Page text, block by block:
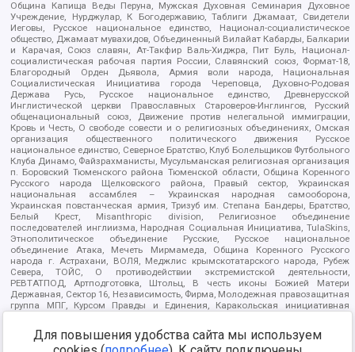
Община Капища Веды Перуна, Мужская Духовная Семинария Духовное
Учреждение, Нурджулар, К Богодержавию, Таблиги Джамаат, Свидетели
Иеговы, Русское национальное единство, Национал-социалистическое
общество, Джамаат мувахидов, Объединенный Вилайат Кабарды, Балкарии
и Карачая, Союз славян, Ат-Такфир Валь-Хиджра, Пит Буль, Национал-
социалистическая рабочая партия России, Славянский союз, Формат-18,
Благородный Орден Дьявола, Армия воли народа, Национальная
Социалистическая Инициатива города Череповца, Духовно-Родовая
Держава Русь, Русское национальное единство, Древнерусской
Инглистической церкви Православных Староверов-Инглингов, Русский
общенациональный союз, Движение против нелегальной иммиграции,
Кровь и Честь, О свободе совести и о религиозных объединениях, Омская
организация общественного политического движения Русское
национальное единство, Северное Братство, Клуб Болельщиков Футбольного
Клуба Динамо, Файзрахманисты, Мусульманская религиозная организация
п. Боровский Тюменского района Тюменской области, Община Коренного
Русского народа Щелковского района, Правый сектор, Украинская
национальная ассамблея – Украинская народная самооборона,
Украинская повстанческая армия, Тризуб им. Степана Бандеры, Братство,
Белый Крест, Misanthropic division, Религиозное объединение
последователей инглиизма, Народная Социальная Инициатива, TulaSkins,
Этнополитическое объединение Русские, Русское национальное
объединение Атака, Мечеть Мирмамеда, Община Коренного Русского
народа г. Астрахани, ВОЛЯ, Меджлис крымскотатарского народа, Рубеж
Севера, ТОЙС, О противодействии экстремистской деятельности,
РЕВТАТПОД, Артподготовка, Штольц, В честь иконы Божией Матери
Державная, Сектор 16, Независимость, Фирма, Молодежная правозащитная
группа МПГ, Курсом Правды и Единения, Каракольская инициативная
Благотворительный пансионат Ак Умут, Русская республика Русь,
Арестантское уголовное единство, Башкорт, Нация и свобода, W.H.С., Фалунь
Дафа, Иртыш Ultras, Русский Патриотический клуб-Новокузнецк/РПК,
Для повышения удобства сайта мы используем